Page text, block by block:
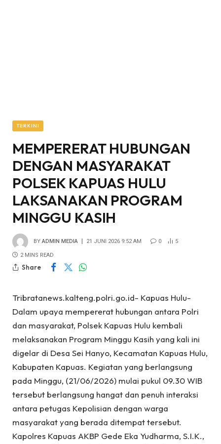
TERKINI
MEMPERERAT HUBUNGAN
DENGAN MASYARAKAT
POLSEK KAPUAS HULU
LAKSANAKAN PROGRAM
MINGGU KASIH
BY ADMIN MEDIA 21 JUNI 2026 9:52 AM 0 5
2 MINS READ
Share
Tribratanews.kalteng.polri.go.id- Kapuas Hulu-
Dalam upaya mempererat hubungan antara Polri
dan masyarakat, Polsek Kapuas Hulu kembali
melaksanakan Program Minggu Kasih yang kali ini
digelar di Desa Sei Hanyo, Kecamatan Kapuas Hulu,
Kabupaten Kapuas. Kegiatan yang berlangsung
pada Minggu, (21/06/2026) mulai pukul 09.30 WIB
tersebut berlangsung hangat dan penuh interaksi
antara petugas Kepolisian dengan warga
masyarakat yang berada ditempat tersebut.
Kapolres Kapuas AKBP Gede Eka Yudharma, S.I.K.,